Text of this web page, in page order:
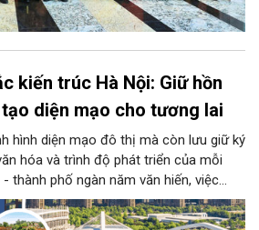
kiến trúc Hà Nội: Giữ hồn
diện mạo cho tương lai
hình diện mạo đô thị mà còn lưu giữ ký
hóa và trình độ phát triển của mỗi
thành phố ngàn năm văn hiến, việc
mới hài hòa với không gian lịch sử,
trò của đội ngũ kiến trúc sư trong bảo